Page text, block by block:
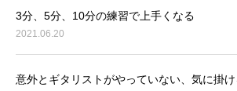
3分、5分、10分の練習で上手くなる
2021.06.20
意外とギタリストがやっていない、気に掛